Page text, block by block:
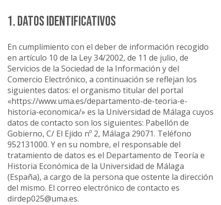
1. DATOS IDENTIFICATIVOS
En cumplimiento con el deber de información recogido
en artículo 10 de la Ley 34/2002, de 11 de julio, de
Servicios de la Sociedad de la Información y del
Comercio Electrónico, a continuación se reflejan los
siguientes datos: el organismo titular del portal
«https://www.uma.es/departamento-de-teoria-e-
historia-economica/» es la Universidad de Málaga cuyos
datos de contacto son los siguientes: Pabellón de
Gobierno, C/ El Ejido nº 2, Málaga 29071. Teléfono
952131000. Y en su nombre, el responsable del
tratamiento de datos es el Departamento de Teoría e
Historia Económica de la Universidad de Málaga
(España), a cargo de la persona que ostente la dirección
del mismo. El correo electrónico de contacto es
dirdep025@uma.es.